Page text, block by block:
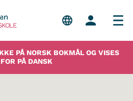
PÅ NORSK BOKMÅL OG VISES
PÅ DANSK